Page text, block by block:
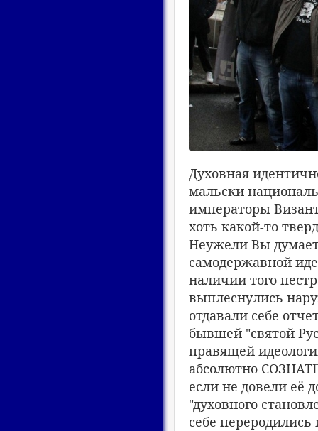
Духовная
мальски
императоры
хоть какой-то
Неужели Вы
самодержавной
наличии того
выплеснулись
отдавали себе
бывшей "святой
правящей
абсолютно
если не довели её
"духовного
себе